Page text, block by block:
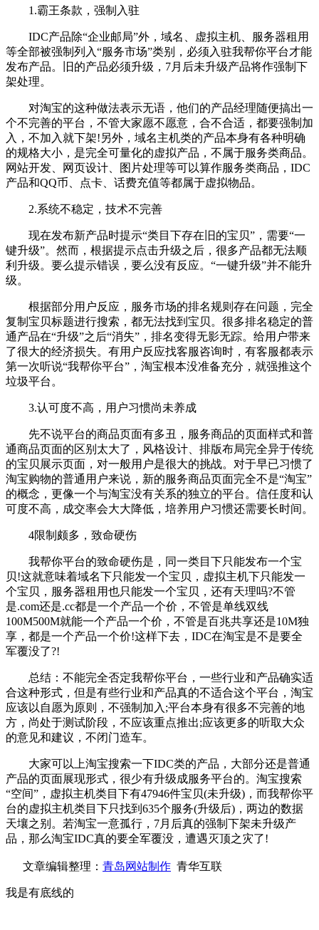
1.霸王条款，强制入驻
IDC产品除“企业邮局”外，域名、虚拟主机、服务器租用
等全部被强制列入“服务市场”类别，必须入驻我帮你平台才能
发布产品。旧的产品必须升级，7月后未升级产品将作强制下
架处理。
对淘宝的这种做法表示无语，他们的产品经理随便搞出一
个不完善的平台，不管大家愿不愿意，合不合适，都要强制加
入，不加入就下架!另外，域名主机类的产品本身有各种明确
的规格大小，是完全可量化的虚拟产品，不属于服务类商品。
网站开发、网页设计、图片处理等可以算作服务类商品，IDC
产品和QQ币、点卡、话费充值等都属于虚拟物品。
2.系统不稳定，技术不完善
现在发布新产品时提示“类目下存在旧的宝贝”，需要“一
键升级”。然而，根据提示点击升级之后，很多产品都无法顺
利升级。要么提示错误，要么没有反应。“一键升级”并不能升
级。
根据部分用户反应，服务市场的排名规则存在问题，完全
复制宝贝标题进行搜索，都无法找到宝贝。很多排名稳定的普
通产品在“升级”之后“消失”，排名变得无影无踪。给用户带来
了很大的经济损失。有用户反应找客服咨询时，有客服都表示
第一次听说“我帮你平台”，淘宝根本没准备充分，就强推这个
垃圾平台。
3.认可度不高，用户习惯尚未养成
先不说平台的商品页面有多丑，服务商品的页面样式和普
通商品页面的区别太大了，风格设计、排版布局完全异于传统
的宝贝展示页面，对一般用户是很大的挑战。对于早已习惯了
淘宝购物的普通用户来说，新的服务商品页面完全不是“淘宝”
的概念，更像一个与淘宝没有关系的独立的平台。信任度和认
可度不高，成交率会大大降低，培养用户习惯还需要长时间。
4限制颇多，致命硬伤
我帮你平台的致命硬伤是，同一类目下只能发布一个宝
贝!这就意味着域名下只能发一个宝贝，虚拟主机下只能发一
个宝贝，服务器租用也只能发一个宝贝，还有天理吗?不管
是.com还是.cc都是一个产品一个价，不管是单线双线
100M500M就能一个产品一个价，不管是百兆共享还是10M独
享，都是一个产品一个价!这样下去，IDC在淘宝是不是要全
军覆没了?!
总结：不能完全否定我帮你平台，一些行业和产品确实适
合这种形式，但是有些行业和产品真的不适合这个平台，淘宝
应该以自愿为原则，不强制加入;平台本身有很多不完善的地
方，尚处于测试阶段，不应该重点推出;应该更多的听取大众
的意见和建议，不闭门造车。
大家可以上淘宝搜索一下IDC类的产品，大部分还是普通
产品的页面展现形式，很少有升级成服务平台的。淘宝搜索
“空间”，虚拟主机类目下有47946件宝贝(未升级)，而我帮你平
台的虚拟主机类目下只找到635个服务(升级后)，两边的数据
天壤之别。若淘宝一意孤行，7月后真的强制下架未升级产
品，那么淘宝IDC真的要全军覆没，遭遇灭顶之灾了!
文章编辑整理： 青岛网站制作 青华互联
我是有底线的